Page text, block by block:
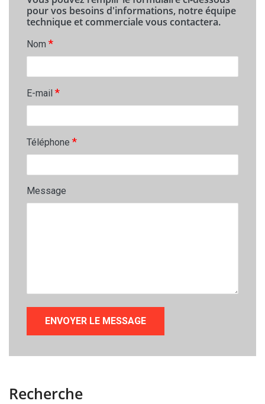
pour vos besoins d'informations, notre équipe
technique et commerciale vous contactera.
Nom *
E-mail *
Téléphone *
Message
Recherche